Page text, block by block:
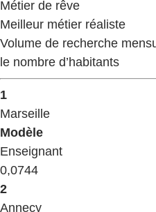
​Métier de rêve
​​Meilleur métier réaliste
​​Volume de recherche
le nombre d’habitants
1
​Marseille
​Modèle
​Enseignant
​0,0744
2
​Annecy